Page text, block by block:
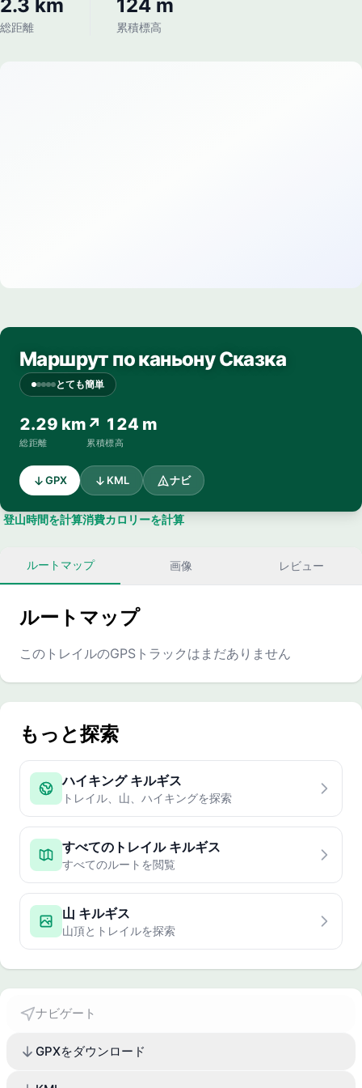
2.3 km
総距離
124 m
累積標高
Маршрут по каньону Сказка
とても簡単
2.29 km
総距離
↗ 124 m
累積標高
GPX KML ナビ
登山時間を計算消費カロリーを計算
ルートマップ 画像 レビュー
ルートマップ
このトレイルのGPSトラックはまだありません
もっと探索
ハイキング キルギス
トレイル、山、ハイキングを探索
すべてのトレイル キルギス
すべてのルートを閲覧
山 キルギス
山頂とトレイルを探索
ナビゲート
GPXをダウンロード